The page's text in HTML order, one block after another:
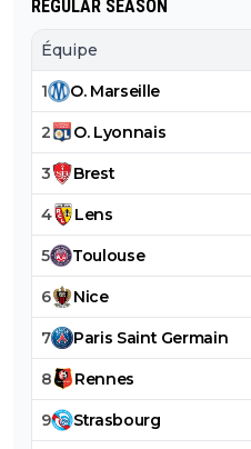
REGULAR SEASON
Équipe
1 O. Marseille
2 O. Lyonnais
3 Brest
4 Lens
5 Toulouse
6 Nice
7 Paris Saint Germain
8 Rennes
9 Strasbourg